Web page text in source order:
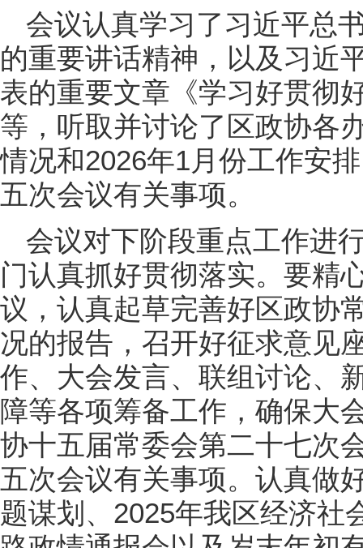
会议认真学习了习近平总
的重要讲话精神，以及习近
表的重要文章《学习好贯彻
等，听取并讨论了区政协各
情况和2026年1月份工作安
五次会议有关事项。
会议对下阶段重点工作进
门认真抓好贯彻落实。要精
议，认真起草完善好区政协
况的报告，召开好征求意见
作、大会发言、联组讨论、
障等各项筹备工作，确保大
协十五届常委会第二十七次
五次会议有关事项。认真做
题谋划、2025年我区经济社